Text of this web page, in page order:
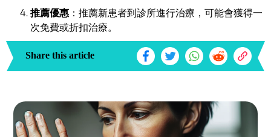
推薦優惠 ：推薦新患者到診所進行治療，可能會獲得一
次免費或折扣治療。
Share this article